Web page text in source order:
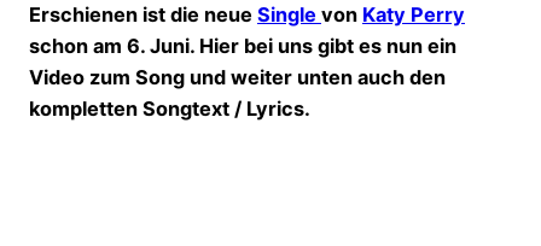
Erschienen ist die neue Single von Katy Perry
schon am 6. Juni. Hier bei uns gibt es nun ein
Video zum Song und weiter unten auch den
kompletten Songtext / Lyrics.